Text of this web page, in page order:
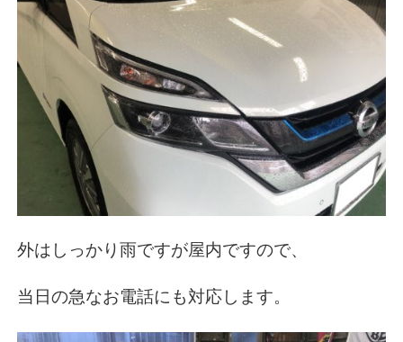
外はしっかり雨ですが屋内ですので、
当日の急なお電話にも対応します。